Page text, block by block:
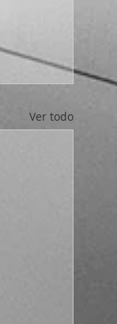
Ver todo